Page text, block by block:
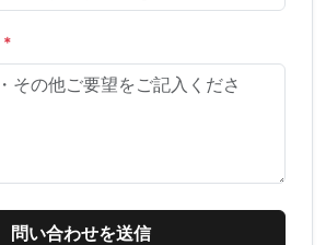
*
問い合わせを送信